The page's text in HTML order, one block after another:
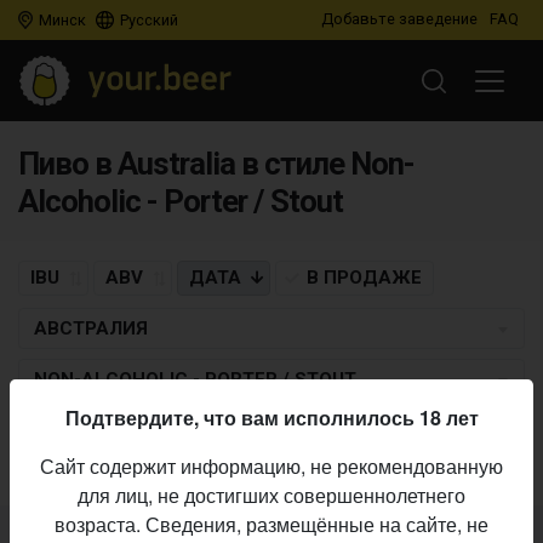
Минск Русский Добавьте заведение FAQ
Пиво в Australia в стиле Non-
Alcoholic - Porter / Stout
IBU ABV ДАТА В ПРОДАЖЕ
АВСТРАЛИЯ
NON-ALCOHOLIC - PORTER / STOUT
Пиво по заданным критериям не найдено
Подтвердите, что вам исполнилось 18 лет
Сайт содержит информацию, не рекомендованную
для лиц, не достигших совершеннолетнего
возраста. Сведения, размещённые на сайте, не